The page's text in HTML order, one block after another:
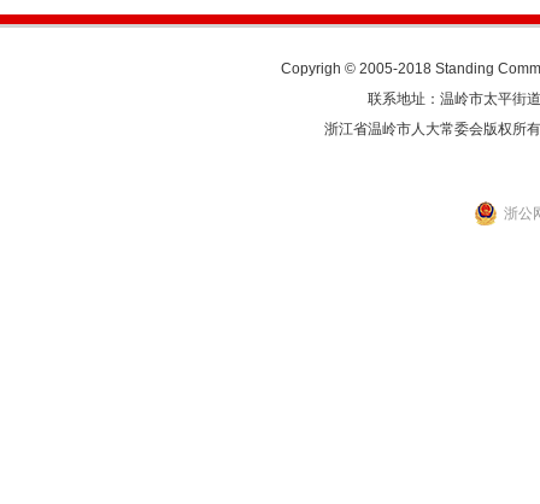
Copyrigh © 2005-2018 Standing
联系地址：温岭市太平
浙江省温岭市人大常委会版权所
浙公